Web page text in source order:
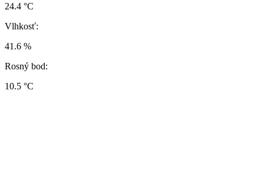
24.4 °C
Vlhkosť:
41.6 %
Rosný bod:
10.5 °C